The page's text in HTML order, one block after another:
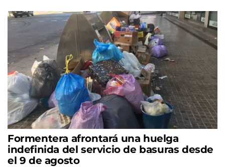
Formentera afrontará una huelga
indefinida del servicio de basuras desde
el 9 de agosto